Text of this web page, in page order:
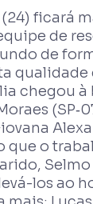
ficará
de
de
qualidade
chegou
que o
los ao